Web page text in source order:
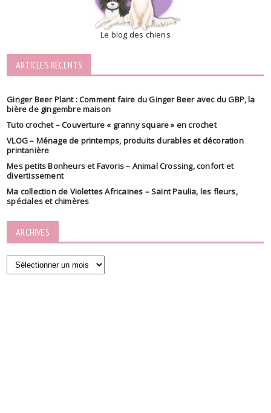
Le blog des chiens
ARTICLES RÉCENTS
Ginger Beer Plant : Comment faire du Ginger Beer avec du GBP, la
bière de gingembre maison
Tuto crochet – Couverture « granny square » en crochet
VLOG – Ménage de printemps, produits durables et décoration
printanière
Mes petits Bonheurs et Favoris – Animal Crossing, confort et
divertissement
Ma collection de Violettes Africaines – Saint Paulia, les fleurs,
spéciales et chimères
ARCHIVES
Archives